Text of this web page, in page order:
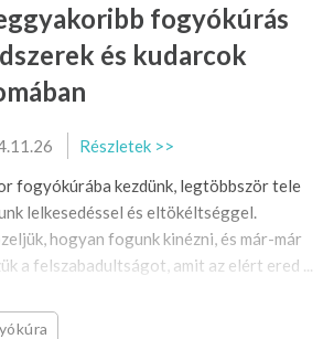
fogyókúrás
és kudarcok
Részletek >>
fogyókúrába kezdünk, legtöbbször tele
lelkesedéssel és eltökéltséggel.
hogyan fogunk kinézni, és már-már
a felszabadultságot, amit az elért ered ...